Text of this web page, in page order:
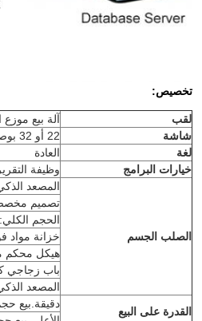
تخصيص:
لقب
آلة بيع
شاشة
22 أو 32 بوصة
لغة
العادة
خيارات البرامج
وظيفة
الصلب الجسم
المصعد
تصميم
الحجم الكلي: W1500 x D1050 x H1917 mm
خزانة مواد
هيكل محكم
باب زجاجي
المصعد
القدرة على البيع
دقيقة.بيع حجم عبوة